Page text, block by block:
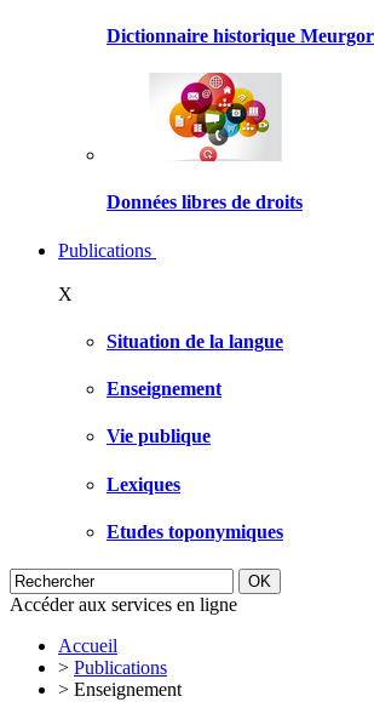
Dictionnaire historique
Données libres de droits
Publications
X
Situation de la langue
Enseignement
Vie publique
Lexiques
Etudes toponymiques
Accéder aux services en ligne
Accueil
> Publications
> Enseignement